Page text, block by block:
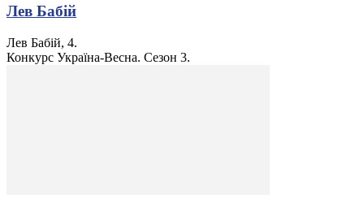
Лев Бабій
Лев Бабій, 4.
Конкурс Україна-Весна. Сезон 3.